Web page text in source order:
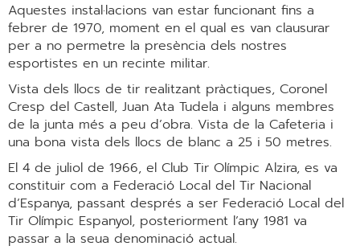
Aquestes instal·lacions van estar funcionant fins a
febrer de 1970, moment en el qual es van clausurar
per a no permetre la presència dels nostres
esportistes en un recinte militar.
Vista dels llocs de tir realitzant pràctiques, Coronel
Cresp del Castell, Juan Ata Tudela i alguns membres
de la junta més a peu d’obra. Vista de la Cafeteria i
una bona vista dels llocs de blanc a 25 i 50 metres.
El 4 de juliol de 1966, el Club Tir Olímpic Alzira, es va
constituir com a Federació Local del Tir Nacional
d’Espanya, passant després a ser Federació Local del
Tir Olímpic Espanyol, posteriorment l’any 1981 va
passar a la seua denominació actual.